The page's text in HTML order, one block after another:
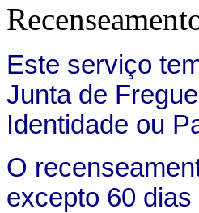
Este serviço
Junta de
Identidade ou
O
excepto 60